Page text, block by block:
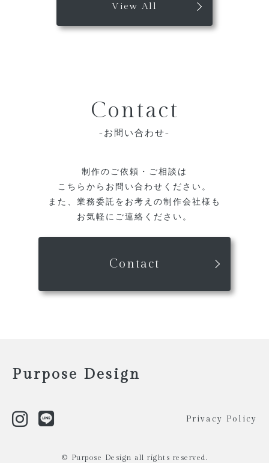
View All
Contact
お問い合わせ
制作のご依頼・ご相談は
こちらからお問い合わせください。
また、業務委託をお考えの制作会社様も
お気軽にご連絡ください。
Contact
Purpose Design
Privacy Policy
© Purpose Design all rights reserved.